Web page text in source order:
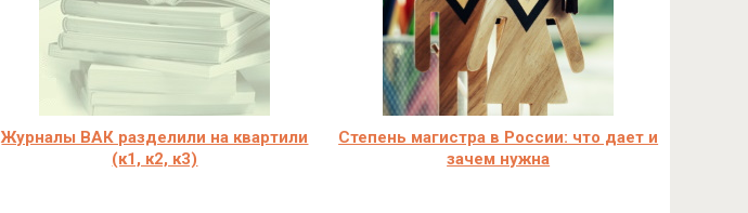
Журналы ВАК разделили на квартили
(к1, к2, к3)
Степень магистра в России: что дает и
зачем нужна